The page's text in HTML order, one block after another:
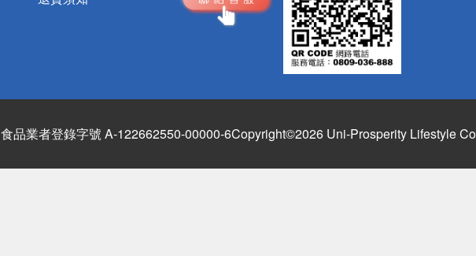
食品業者登錄字號 A-122662550-00000-6Copyright©2026 Uni-Prosperity Lifestyle